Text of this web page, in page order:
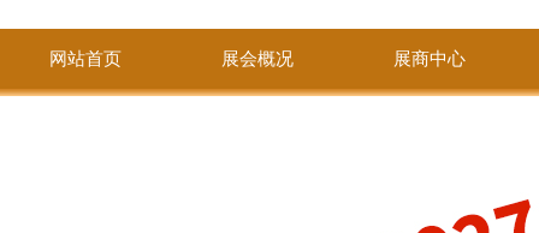
网站首页 展会概况 展商中心